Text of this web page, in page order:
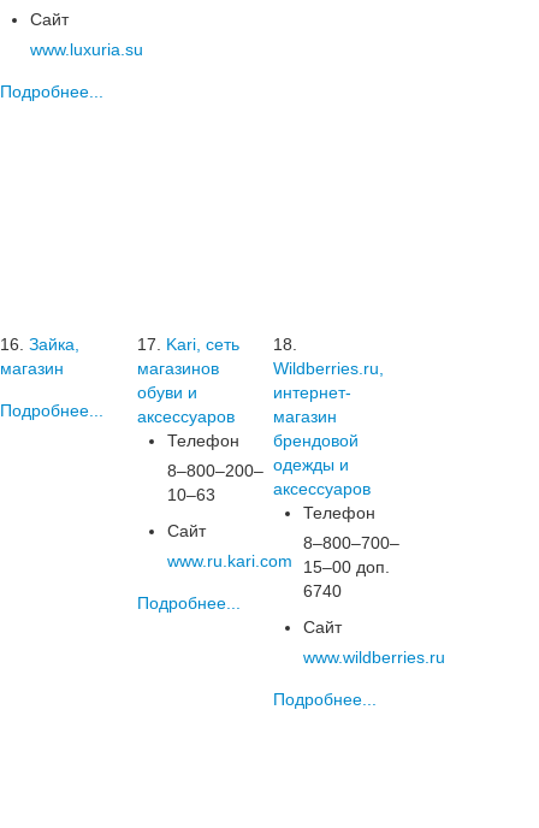
Сайт
www.luxuria.su
Подробнее...
16. Зайка,
магазин
Подробнее...
17.
Kari, сеть
магазинов
обуви и
аксессуаров
Телефон
8‒800‒200‒
10‒63
Сайт
www.ru.kari.com
Подробнее...
18.
Wildberries.ru,
интернет-
магазин
брендовой
одежды и
аксессуаров
Телефон
8‒800‒700‒
15‒00 доп.
6740
Сайт
www.wildberries.ru
Подробнее...